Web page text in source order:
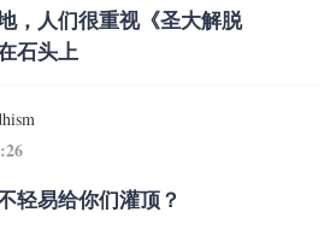
，人们很重视《圣大解脱
石头上
轻易给你们灌顶？